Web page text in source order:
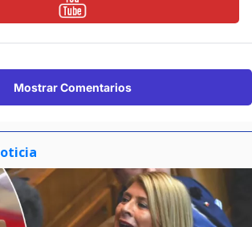
Mostrar Comentarios